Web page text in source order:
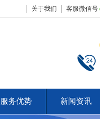
关于我们 客服微信号
服务优势 新闻资讯